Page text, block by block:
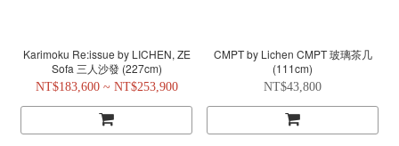
Karimoku Re:issue by LICHEN, ZE
Sofa 三人沙發 (227cm)
NT$183,600 ~ NT$253,900
CMPT by Lichen CMPT 玻璃茶几
(111cm)
NT$43,800